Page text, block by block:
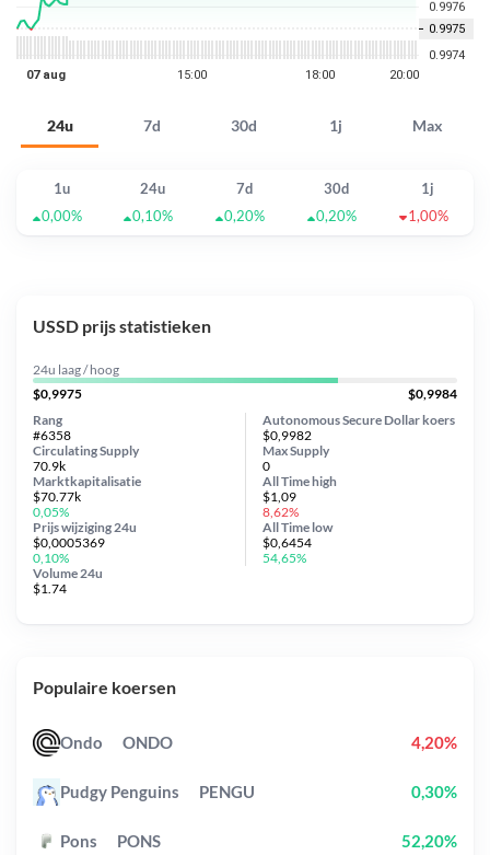
24u 7d 30d 1j Max
1u 24u 7d 30d
1j
0,00%
0,10% 0,20% 0,20% 1,00%
USSD prijs statistieken
24u laag / hoog
$0,9975
$0,9984
Autonomous Secure Dollar koers
$0,9982
Circulating Supply
70.9k
Prijs wijziging 24u
$0,0005369
0,10%
Max Supply
0
Marktkapitalisatie
$70.77k
0,05%
Volume 24u
$1.74
Rang
#6358
All Timehigh
$1,09
8,62%
All Time low
$0,6454
54,65%
Populaire koersen
Ondo ONDO 4,20%
Pudgy Penguins PENGU 0,30%
Pons PONS 52,20%